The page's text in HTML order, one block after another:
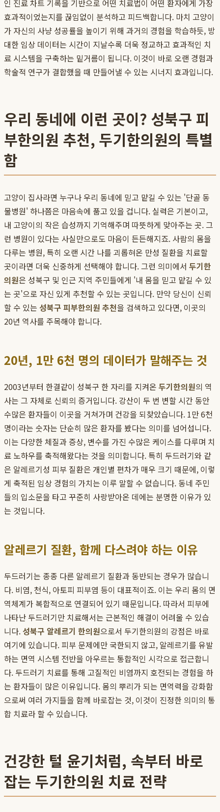
인 진료 차트 기록을 기반으로 어떤 치료법이 어떤 환자에게 가장
효과적이었는지를 끊임없이 분석하고 피드백합니다. 마치 고양이
가 자신의 사냥 성공률을 높이기 위해 과거의 경험을 학습하듯, 방
대한 임상 데이터는 시간이 지날수록 더욱 정교하고 효과적인 치
료 시스템을 구축하는 밑거름이 됩니다. 이것이 바로 오랜 경험과
학술적 연구가 결합했을 때 만들어낼 수 있는 시너지 효과입니다.
우리 동네에 이런 곳이? 성북구 피
부한의원 추천, 두기한의원의 특별
함
고양이 집사라면 누구나 우리 동네에 믿고 맡길 수 있는 '단골 동
물병원' 하나쯤은 마음속에 품고 있을 겁니다. 실력은 기본이고,
내 고양이의 작은 습성까지 기억해주며 따뜻하게 맞아주는 곳. 그
런 병원이 있다는 사실만으로도 마음이 든든해지죠. 사람의 몸을
다루는 병원, 특히 오랜 시간 나를 괴롭혀온 만성 질환을 치료할
곳이라면 더욱 신중하게 선택해야 합니다. 그런 의미에서 두기한
의원은 성북구 및 인근 지역 주민들에게 '내 몸을 믿고 맡길 수 있
는 곳'으로 자신 있게 추천할 수 있는 곳입니다. 만약 당신이 신뢰
할 수 있는 성북구 피부한의원 추천을 검색하고 있다면, 이곳의
20년 역사를 주목해야 합니다.
20년, 1만 6천 명의 데이터가 말해주는 것
2003년부터 한결같이 성북구 한 자리를 지켜온 두기한의원의 역
사는 그 자체로 신뢰의 증거입니다. 강산이 두 번 변할 시간 동안
수많은 환자들이 이곳을 거쳐가며 건강을 되찾았습니다. 1만 6천
명이라는 숫자는 단순히 많은 환자를 봤다는 의미를 넘어섭니다.
이는 다양한 체질과 증상, 변수를 가진 수많은 케이스를 다루며 치
료 노하우를 축적해왔다는 것을 의미합니다. 특히 두드러기와 같
은 알레르기성 피부 질환은 개인별 편차가 매우 크기 때문에, 이렇
게 축적된 임상 경험의 가치는 이루 말할 수 없습니다. 동네 주민
들의 입소문을 타고 꾸준히 사랑받아온 데에는 분명한 이유가 있
는 것입니다.
알레르기 질환, 함께 다스려야 하는 이유
두드러기는 종종 다른 알레르기 질환과 동반되는 경우가 많습니
다. 비염, 천식, 아토피 피부염 등이 대표적이죠. 이는 우리 몸의 면
역체계가 복합적으로 연결되어 있기 때문입니다. 따라서 피부에
나타난 두드러기만 치료해서는 근본적인 해결이 어려울 수 있습
니다.성북구 알레르기 한의원으로서 두기한의원의 강점은 바로
여기에 있습니다. 피부 문제에만 국한되지 않고, 알레르기를 유발
하는 면역 시스템 전반을 아우르는 통합적인 시각으로 접근합니
다. 두드러기 치료를 통해 고질적인 비염까지 호전되는 경험을 하
는 환자들이 많은 이유입니다. 몸의 뿌리가 되는 면역력을 강화함
으로써 여러 가지들을 함께 바로잡는 것, 이것이 진정한 의미의 통
합 치료라 할 수 있습니다.
건강한 털 윤기처럼, 속부터 바로
잡는 두기한의원 치료 전략